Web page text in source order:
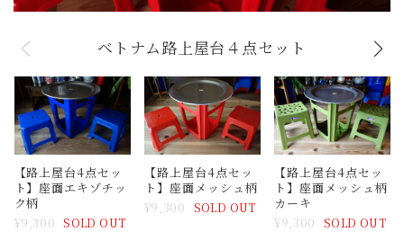
ベトナム路上屋台４点セット
【路上屋台4点セッ
ト】座面エキゾチッ
ク柄
¥9,300 SOLD OUT
【路上屋台4点セッ
ト】座面メッシュ柄
¥9,300
SOLD OUT
【路上屋台4点セッ
ト】座面メッシュ柄
カーキ
¥9,300
SOLD OUT